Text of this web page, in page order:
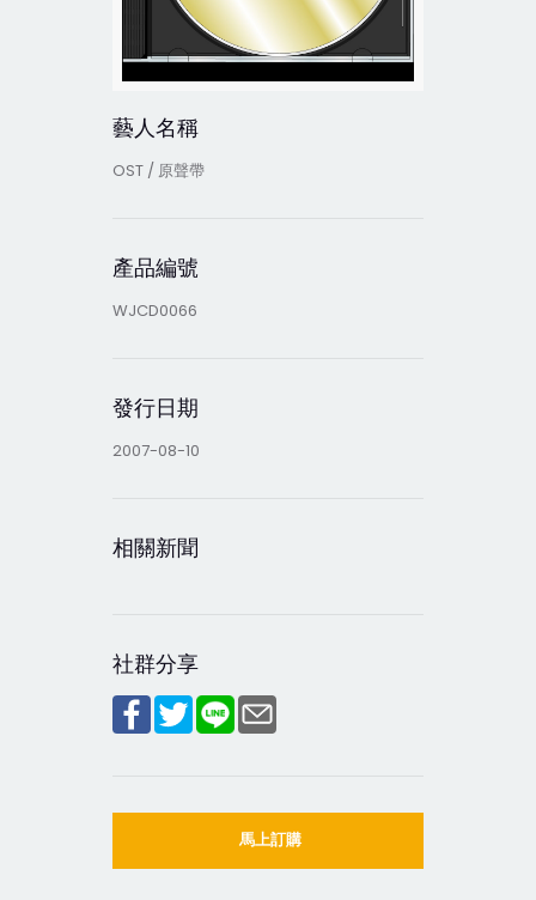
藝人名稱
OST / 原聲帶
產品編號
WJCD0066
發行日期
2007-08-10
相關新聞
社群分享
馬上訂購